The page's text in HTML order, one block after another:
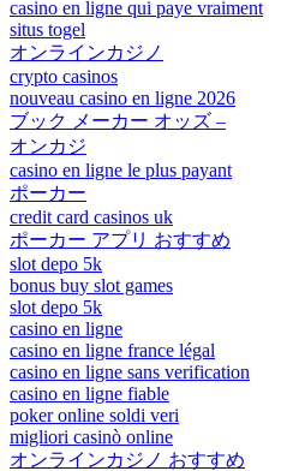
casino en ligne qui paye vraiment
situs togel
オンラインカジノ
crypto casinos
nouveau casino en ligne 2026
ブック メーカー オッズ –
オンカジ
casino en ligne le plus payant
ポーカー
credit card casinos uk
ポーカー アプリ おすすめ
slot depo 5k
bonus buy slot games
slot depo 5k
casino en ligne
casino en ligne france légal
casino en ligne sans verification
casino en ligne fiable
poker online soldi veri
migliori casinò online
オンラインカジノ おすすめ